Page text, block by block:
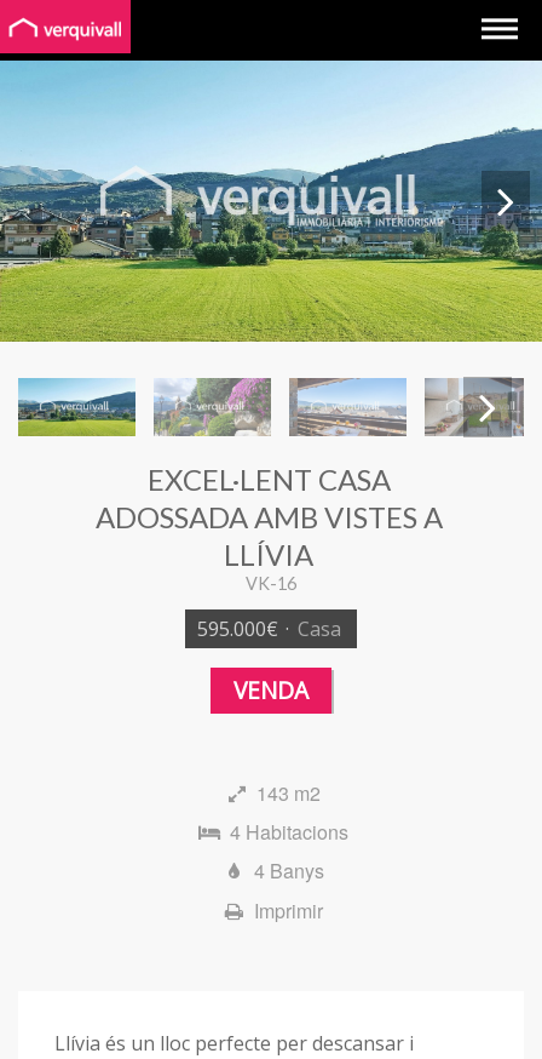
Next
EXCEL·LENT CASA
ADOSSADA AMB VISTES A
LLÍVIA
VK-16
595.000€ · Casa
VENDA
143 m2
4 Habitacions
4 Banys
Imprimir
Llívia és un lloc perfecte per descansar i